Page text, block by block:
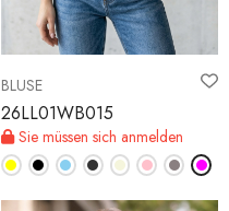
BLUSE
26LL01WB015
Sie müssen sich anmelden